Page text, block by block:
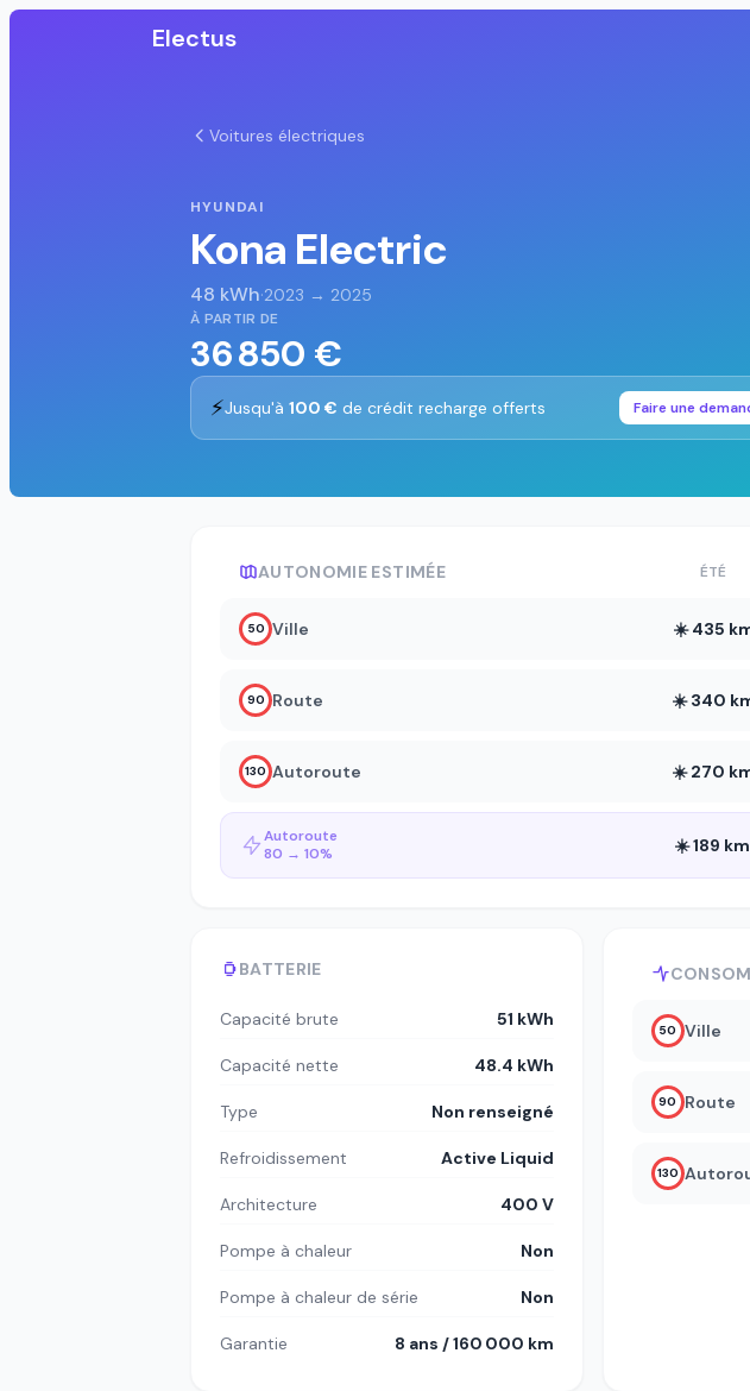
Electus
Voitures électriques
HYUNDAI
Kona Electric
48 kWh·2023 → 2025
À PARTIR DE
36 850 €
⚡Jusqu'à 100 € de crédit recharge offerts Faire une
AUTONOMIE ESTIMÉE ÉTÉ
50 Ville ☀️ 435
90 Route ☀️ 340
130 Autoroute ☀️ 270
Autoroute
80 → 10%
☀️ 189 km
BATTERIE
Capacité brute 51 kWh
Capacité nette 48.4 kWh
Type Non renseigné
Refroidissement Active Liquid
Architecture 400 V
Pompe à chaleur Non
Pompe à chaleur de série Non
Garantie 8 ans / 160 000 km
50 Ville
90 Route
130